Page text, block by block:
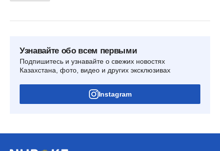
Узнавайте обо всем первыми
Подпишитесь и узнавайте о свежих новостях
Казахстана, фото, видео и других эксклюзивах
Instagram